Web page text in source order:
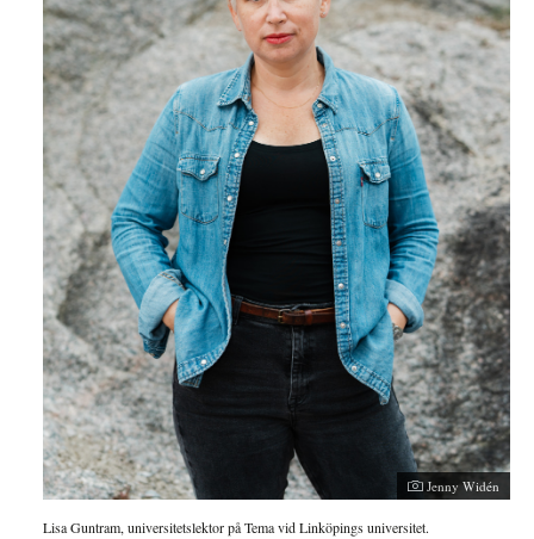
Jenny Widén
Lisa Guntram, universitetslektor på Tema vid Linköpings universitet.